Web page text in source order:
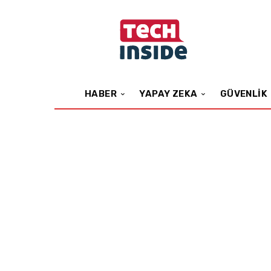
HABER YAPAY ZEKA GÜVENLIK